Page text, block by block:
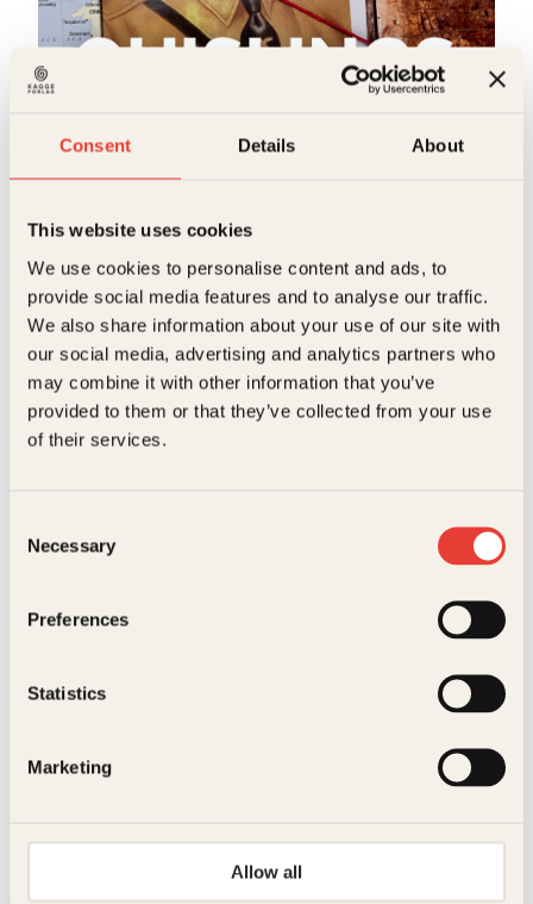
Consent Details About
This website uses cookies
We use cookies to personalise content and ads, to
provide social media features and to analyse our traffic.
We also share information about your use of our site with
our social media, advertising and analytics partners who
may combine it with other information that you’ve
provided to them or that they’ve collected from your use
of their services.
Selection
Necessary
Preferences
Statistics
Marketing
Allow all
Quislings koffert
Innbundet429kr
Trude Lorentzen
Aage Georg Sivertsen